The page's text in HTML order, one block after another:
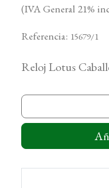
(IVA General 21%
Referencia: 15679/1
Reloj Lotus